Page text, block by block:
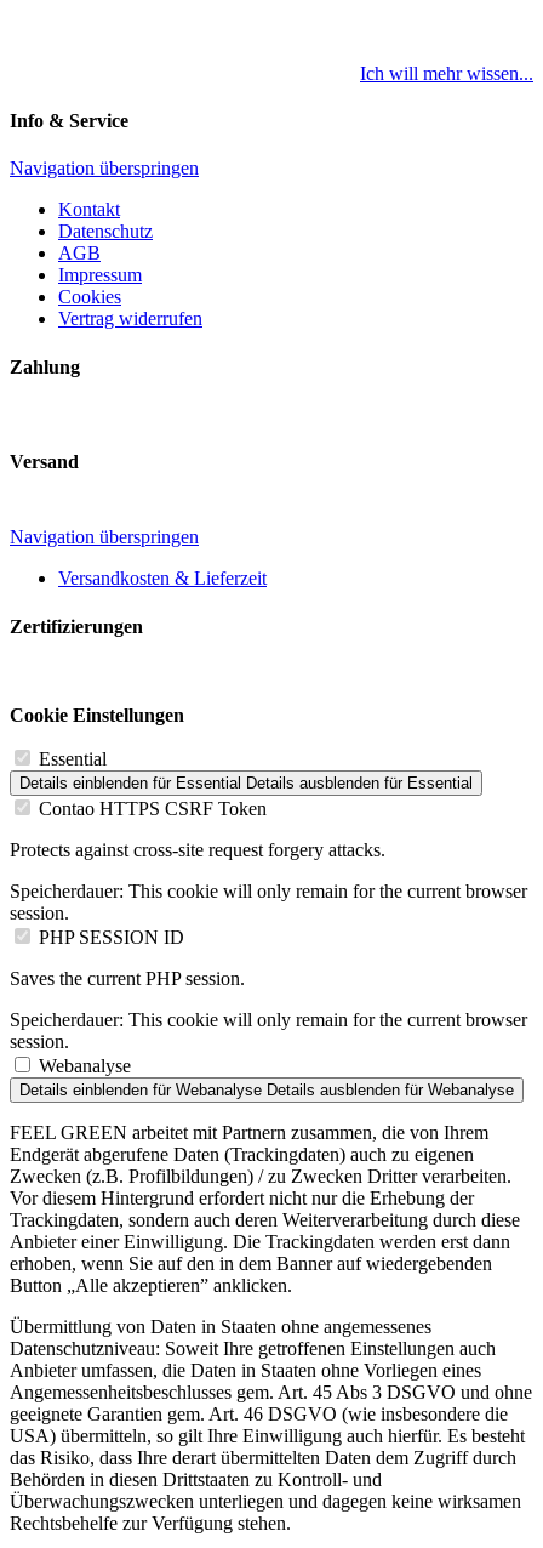
Ich will mehr wissen...
Info & Service
Navigation überspringen
Kontakt
Datenschutz
AGB
Impressum
Cookies
Vertrag widerrufen
Zahlung
Versand
Navigation überspringen
Versandkosten & Lieferzeit
Zertifizierungen
Cookie Einstellungen
Essential
Details einblenden für Essential Details ausblenden für Essential
Contao HTTPS CSRF Token
Protects against cross-site request forgery attacks.
Speicherdauer: This cookie will only remain for the current browser
session.
PHP SESSION ID
Saves the current PHP session.
Speicherdauer: This cookie will only remain for the current browser
session.
Webanalyse
Details einblenden für Webanalyse Details ausblenden für Webanalyse
FEEL GREEN arbeitet mit Partnern zusammen, die von Ihrem
Endgerät abgerufene Daten (Trackingdaten) auch zu eigenen
Zwecken (z.B. Profilbildungen) / zu Zwecken Dritter verarbeiten.
Vor diesem Hintergrund erfordert nicht nur die Erhebung der
Trackingdaten, sondern auch deren Weiterverarbeitung durch diese
Anbieter einer Einwilligung. Die Trackingdaten werden erst dann
erhoben, wenn Sie auf den in dem Banner auf wiedergebenden
Button „Alle akzeptieren” anklicken.
Übermittlung von Daten in Staaten ohne angemessenes
Datenschutzniveau: Soweit Ihre getroffenen Einstellungen auch
Anbieter umfassen, die Daten in Staaten ohne Vorliegen eines
Angemessenheitsbeschlusses gem. Art. 45 Abs 3 DSGVO und ohne
geeignete Garantien gem. Art. 46 DSGVO (wie insbesondere die
USA) übermitteln, so gilt Ihre Einwilligung auch hierfür. Es besteht
das Risiko, dass Ihre derart übermittelten Daten dem Zugriff durch
Behörden in diesen Drittstaaten zu Kontroll- und
Überwachungszwecken unterliegen und dagegen keine wirksamen
Rechtsbehelfe zur Verfügung stehen.